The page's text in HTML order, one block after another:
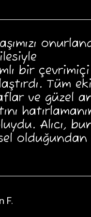
bir
Tüm
ve güzel
Alıcı,
olduğundan
F.